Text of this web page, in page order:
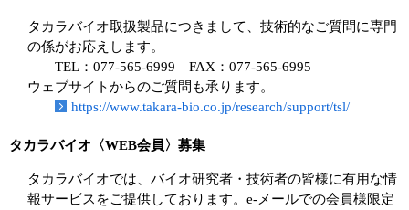
タカラバイオ取扱製品につきまして、技術的なご質問に専門
の係がお応えします。
TEL：077-565-6999 FAX：077-565-6995
ウェブサイトからのご質問も承ります。
https://www.takara-bio.co.jp/research/support/tsl/
タカラバイオ〈WEB会員〉募集
タカラバイオでは、バイオ研究者・技術者の皆様に有用な情
報サービスをご提供しております。e-メールでの会員様限定